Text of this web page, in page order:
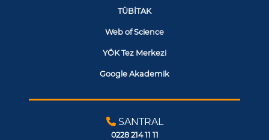
TÜBİTAK
Web of Science
YÖK Tez Merkezi
Google Akademik
SANTRAL
0228 214 11 11